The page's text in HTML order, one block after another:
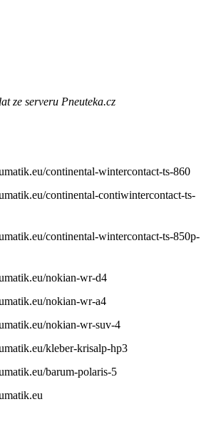
ze serveru Pneuteka.cz
continental-wintercontact-ts-860
continental-contiwintercontact-ts-
continental-wintercontact-ts-850p-
nokian-wr-d4
nokian-wr-a4
nokian-wr-suv-4
kleber-krisalp-hp3
barum-polaris-5